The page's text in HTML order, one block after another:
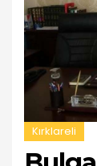
Kırklareli